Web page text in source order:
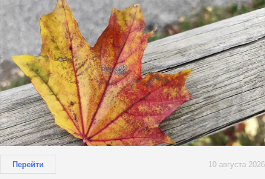
Перейти 10 августа 2026